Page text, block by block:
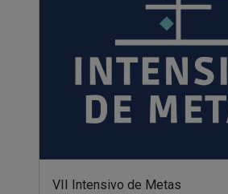
VII Intensivo de Metas